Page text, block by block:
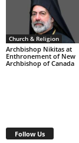
Church & Religion
Archbishop Nikitas at
Enthronement of New
Archbishop of Canada
Follow Us